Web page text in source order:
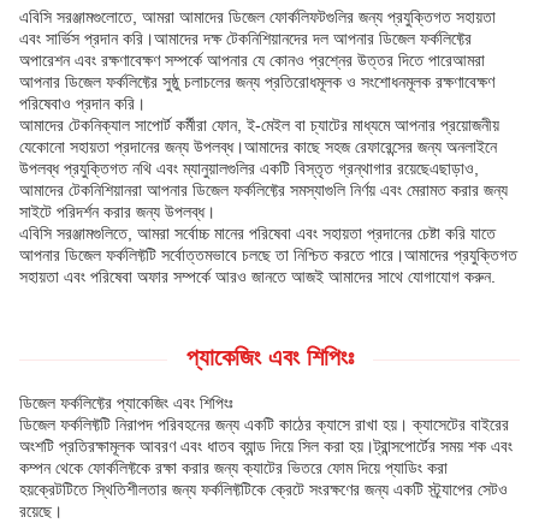
এবিসি সরঞ্জামগুলোতে, আমরা আমাদের ডিজেল ফোর্কলিফটগুলির জন্য প্রযুক্তিগত সহায়তা
এবং সার্ভিস প্রদান করি।আমাদের দক্ষ টেকনিশিয়ানদের দল আপনার ডিজেল ফর্কলিফ্টের
অপারেশন এবং রক্ষণাবেক্ষণ সম্পর্কে আপনার যে কোনও প্রশ্নের উত্তর দিতে পারেআমরা
আপনার ডিজেল ফর্কলিফ্টের সুষ্ঠু চলাচলের জন্য প্রতিরোধমূলক ও সংশোধনমূলক রক্ষণাবেক্ষণ
পরিষেবাও প্রদান করি।
আমাদের টেকনিক্যাল সাপোর্ট কর্মীরা ফোন, ই-মেইল বা চ্যাটের মাধ্যমে আপনার প্রয়োজনীয়
যেকোনো সহায়তা প্রদানের জন্য উপলব্ধ।আমাদের কাছে সহজ রেফারেন্সের জন্য অনলাইনে
উপলব্ধ প্রযুক্তিগত নথি এবং ম্যানুয়ালগুলির একটি বিস্তৃত গ্রন্থাগার রয়েছেএছাড়াও,
আমাদের টেকনিশিয়ানরা আপনার ডিজেল ফর্কলিফ্টের সমস্যাগুলি নির্ণয় এবং মেরামত করার জন্য
সাইটে পরিদর্শন করার জন্য উপলব্ধ।
এবিসি সরঞ্জামগুলিতে, আমরা সর্বোচ্চ মানের পরিষেবা এবং সহায়তা প্রদানের চেষ্টা করি যাতে
আপনার ডিজেল ফর্কলিফ্টটি সর্বোত্তমভাবে চলছে তা নিশ্চিত করতে পারে।আমাদের প্রযুক্তিগত
সহায়তা এবং পরিষেবা অফার সম্পর্কে আরও জানতে আজই আমাদের সাথে যোগাযোগ করুন.
প্যাকেজিং এবং শিপিংঃ
ডিজেল ফর্কলিফ্টের প্যাকেজিং এবং শিপিংঃ
ডিজেল ফর্কলিফ্টটি নিরাপদ পরিবহনের জন্য একটি কাঠের ক্যাসে রাখা হয়। ক্যাসেটের বাইরের
অংশটি প্রতিরক্ষামূলক আবরণ এবং ধাতব ব্যান্ড দিয়ে সিল করা হয়।ট্রান্সপোর্টের সময় শক এবং
কম্পন থেকে ফোর্কলিফ্টকে রক্ষা করার জন্য ক্যাটের ভিতরে ফোম দিয়ে প্যাডিং করা
হয়ক্রেটটিতে স্থিতিশীলতার জন্য ফর্কলিফ্টটিকে ক্রেটে সংরক্ষণের জন্য একটি স্ট্র্যাপের সেটও
রয়েছে।